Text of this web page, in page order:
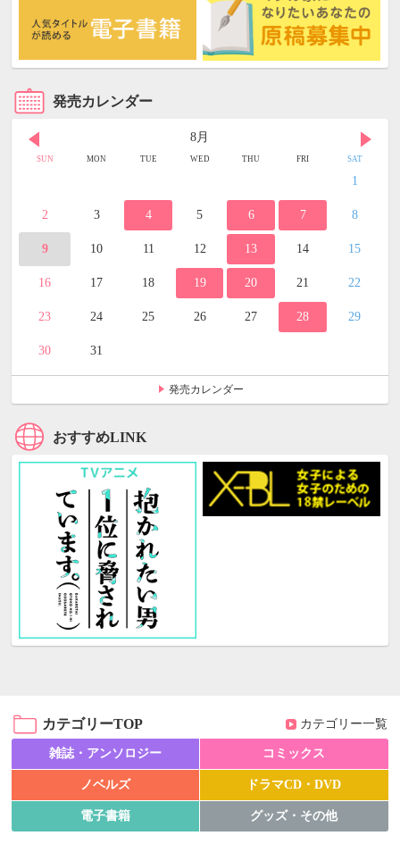
発売カレンダー
8月
SUN MON TUE WED THU FRI SAT
1
2 3 4 5 6 7 8
9 10 11 12 13 14 15
16 17 18 19 20 21 22
23 24 25 26 27 28 29
30 31
発売カレンダー
おすすめLINK
カテゴリーTOP カテゴリー一覧
雑誌・アンソロジー コミックス
ノベルズ ドラマCD・DVD
電子書籍 グッズ・その他